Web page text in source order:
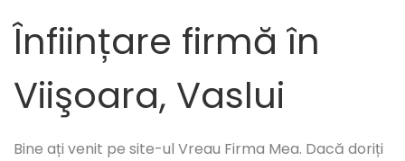
Înființare firmă în
Viişoara, Vaslui
Bine ați venit pe site-ul Vreau Firma Mea. Dacă doriți